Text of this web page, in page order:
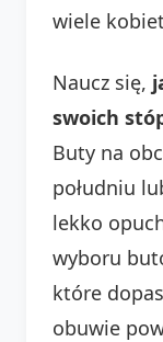
wiele
Naucz się,
swoich
Buty na
południu
lekko
wyboru
które
obuwie